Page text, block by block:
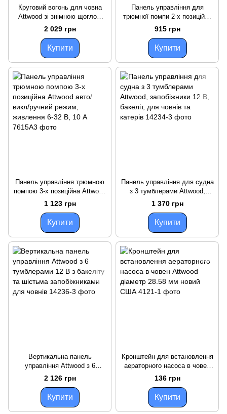
Круговий вогонь для човна
Attwood зі знімною щоглою
610 мм, 12 В, 9 Вт, чорний
пластиковий корпус,
навігаційний
2 029 грн
Купити
Панель управління для
трюмної помпи 2-х позиційна
Attwood 10 А, живлення 6-32
В для човнів і катерів
915 грн
Купити
Панель управління трюмною
помпою 3-х позиційна Attwood
авто/викл/ручний режим,
живлення 6-32 В, 10 А
1 123 грн
Купити
Панель управління для судна
з 3 тумблерами Attwood,
запобіжники 12 В, бакеліт, для
човнів та катерів
1 370 грн
Купити
Вертикальна панель
управління Attwood з 6
тумблерами 12 В з бакеліту та
шістьма запобіжниками для
човнів
2 126 грн
Купити
Кронштейн для встановлення
аераторного насоса в човен
Attwood діаметр 28.58 мм
новий США
136 грн
Купити